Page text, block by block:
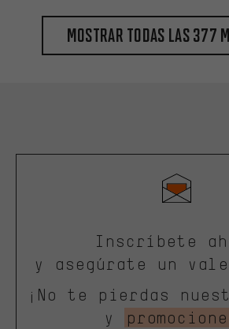
Mostrar todas las 377
Inscríbete
y asegúrate un
¡No te pierdas
y